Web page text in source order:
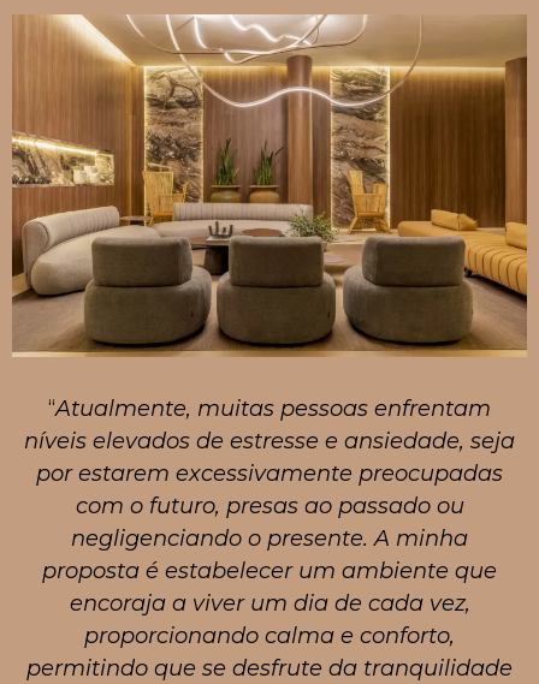
“Atualmente, muitas pessoas enfrentam
níveis elevados de estresse e ansiedade, seja
por estarem excessivamente preocupadas
com o futuro, presas ao passado ou
negligenciando o presente. A minha
proposta é estabelecer um ambiente que
encoraja a viver um dia de cada vez,
proporcionando calma e conforto,
permitindo que se desfrute da tranquilidade